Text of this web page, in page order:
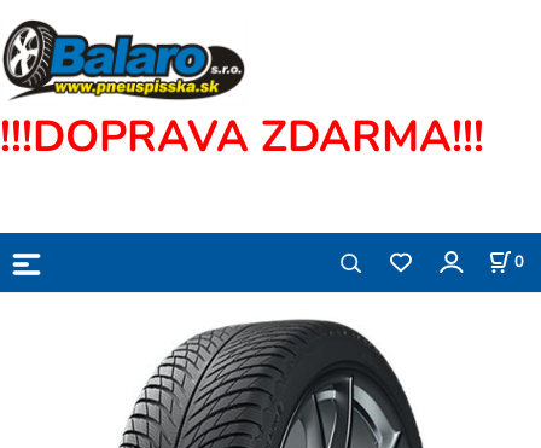
!!!DOPRAVA ZDARMA!!!
0